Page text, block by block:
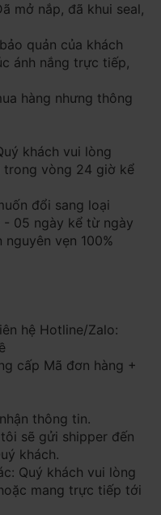
mở nắp, đã khui seal,
quản của khách
ánh nắng trực tiếp,
hàng nhưng thông
khách vui lòng
trong vòng 24 giờ kể
đổi sang loại
05 ngày kể từ ngày
nguyên vẹn 100%
hệ Hotline/Zalo:
cấp Mã đơn hàng +
thông tin.
sẽ gửi shipper đến
khách.
Quý khách vui lòng
mang trực tiếp tới